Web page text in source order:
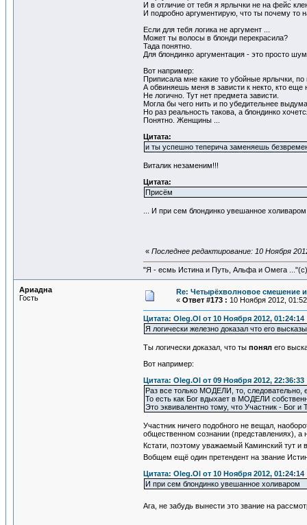
И в отличие от тебя я ярлычки не на фейс
И подробно аргументирую, что ты почему то
Если для тебя логика не аргумент ...
Может ты волосы в блонди перекрасила?
Тада понятно.
Для блондинко аргументация - это просто
Вот например:
Приписала мне какие то убойные ярлычки,
А обвиняешь меня в зависти к некто, кто еще
Не логично. Тут нет предмета зависти.
Могла бы чего нить и по убедительнее
Но раз реальность такова, а блондинко
Понятно. Женщины ...
Цитата:
и ты успешно теперича заменяешь
Виталик незаменим!!!
Цитата:
Присём
... И при сем блондинко увешанное
« Последнее редактирование: 10 Ноября
"Я - есмь Истина и Путь, Альфа и Омега ..."(с)
Ариадна
Гость
Re: Четырёхволновое смешение и
« Ответ #173 : 10 Ноября 2012,
Цитата: Oleg.Ol от 10 Ноября 2012, 01:24:14
Я логически железно доказал что его
Ты логически доказал, что ты понял его
Вот например:
Цитата: Oleg.Ol от 09 Ноября 2012, 22:36:33
Раз все только МОДЕЛИ, то, следовательно,
То есть как Бог вдыхает в МОДЕЛИ
Это эквивалентно тому, что Участник - Бог
Участник ничего подобного не вещал,
общественном сознании (представлениях), а
Кстати, поэтому уважаемый Каминский тут и
Вобщем ещё один претендент на звание
Цитата: Oleg.Ol от 10 Ноября 2012, 01:24:14
И при сем блондинко увешанное холиваром
Ага, не забудь вынести это звание на